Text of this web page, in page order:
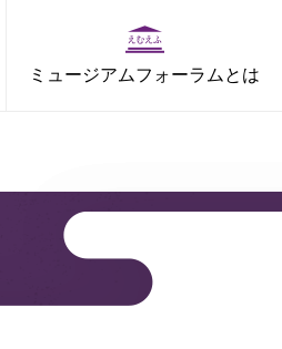
ミュージアムフォーラムとは